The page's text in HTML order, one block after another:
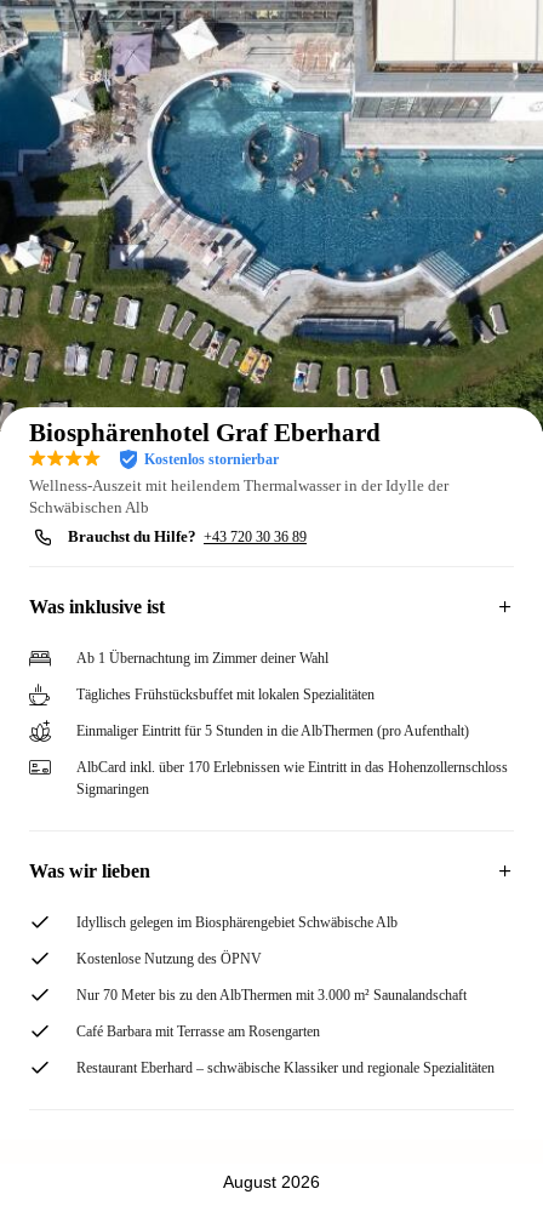
Auf der Karte anzeigen
Biosphärenhotel Graf Eberhard
Kostenlos stornierbar
Wellness-Auszeit mit heilendem Thermalwasser in der Idylle der
Schwäbischen Alb
Brauchst du Hilfe? +43 720 30 36 89
Was inklusive ist
Ab 1 Übernachtung im Zimmer deiner Wahl
Tägliches Frühstücksbuffet mit lokalen Spezialitäten
Einmaliger Eintritt für 5 Stunden in die AlbThermen (pro Aufenthalt)
AlbCard inkl. über 170 Erlebnissen wie Eintritt in das Hohenzollernschloss
Sigmaringen
Was wir lieben
Idyllisch gelegen im Biosphärengebiet Schwäbische Alb
Kostenlose Nutzung des ÖPNV
Nur 70 Meter bis zu den AlbThermen mit 3.000 m² Saunalandschaft
Café Barbara mit Terrasse am Rosengarten
Restaurant Eberhard – schwäbische Klassiker und regionale Spezialitäten
August 2026